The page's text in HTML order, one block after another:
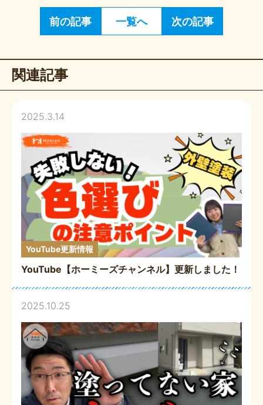
前の記事 一覧へ 次の記事
関連記事
2025.3.14
YouTube更新情報
YouTube【ホーミーズチャンネル】更新しました！
2025.10.25